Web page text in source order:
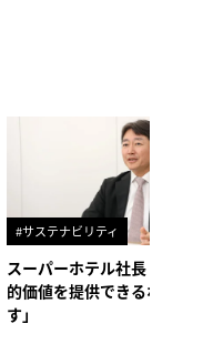
#サステナビリティ
スーパーホテル社長「地域
的価値を提供できるホテル
す」